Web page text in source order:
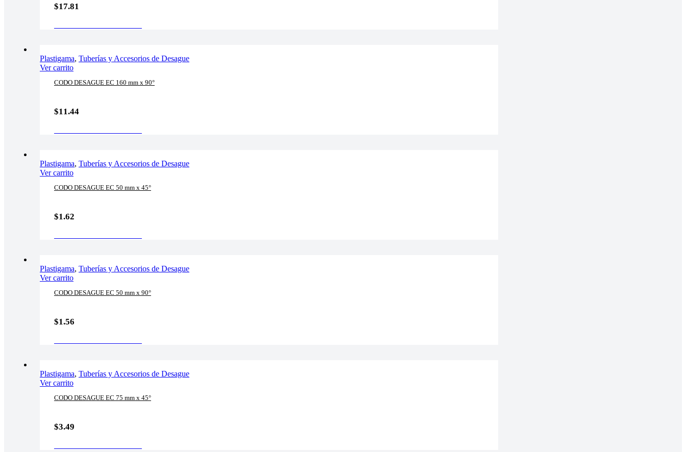
$17.81
Plastigama, Tuberías y Accesorios de Desague
Ver carrito
CODO DESAGUE EC 160 mm x 90°
$11.44
Plastigama, Tuberías y Accesorios de Desague
Ver carrito
CODO DESAGUE EC 50 mm x 45°
$1.62
Plastigama, Tuberías y Accesorios de Desague
Ver carrito
CODO DESAGUE EC 50 mm x 90°
$1.56
Plastigama, Tuberías y Accesorios de Desague
Ver carrito
CODO DESAGUE EC 75 mm x 45°
$3.49